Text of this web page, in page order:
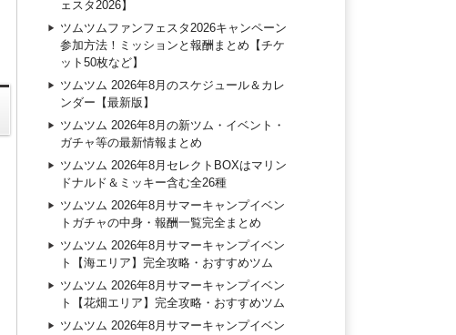
ェスタ2026】
ツムツムファンフェスタ2026キャンペーン
参加方法！ミッションと報酬まとめ【チケ
ット50枚など】
ツムツム 2026年8月のスケジュール＆カレ
ンダー【最新版】
ツムツム 2026年8月の新ツム・イベント・
ガチャ等の最新情報まとめ
ツムツム 2026年8月セレクトBOXはマリン
ドナルド＆ミッキー含む全26種
ツムツム 2026年8月サマーキャンプイベン
トガチャの中身・報酬一覧完全まとめ
ツムツム 2026年8月サマーキャンプイベン
ト【海エリア】完全攻略・おすすめツム
ツムツム 2026年8月サマーキャンプイベン
ト【花畑エリア】完全攻略・おすすめツム
ツムツム 2026年8月サマーキャンプイベン